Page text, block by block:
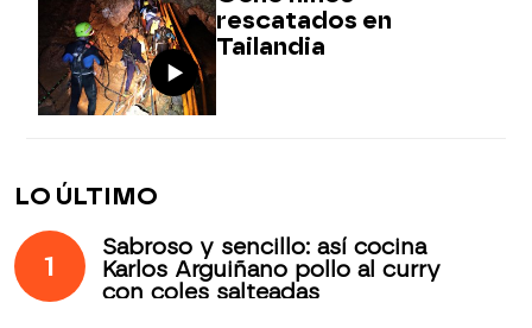
rescatados en
Tailandia
LO ÚLTIMO
1
Sabroso y sencillo: así cocina
Karlos Arguiñano pollo al curry
con coles salteadas